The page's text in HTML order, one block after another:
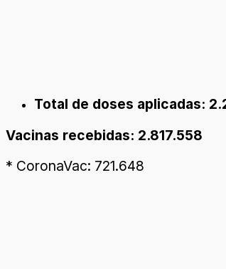
Total de doses aplicadas:
Vacinas recebidas: 2.817.558
* CoronaVac: 721.648